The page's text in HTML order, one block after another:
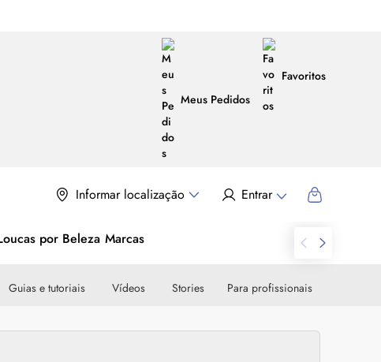
Meus Pedidos
Favoritos
Informar localização Entrar
por Beleza Marcas
Guias e tutoriais Vídeos Stories
Para profissionais